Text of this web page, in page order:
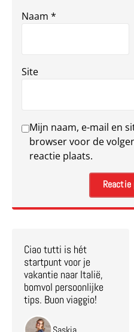
Naam *
Site
Mijn naam, e-mail en
browser voor de
reactie plaats.
Ciao tutti is hét
startpunt voor je
vakantie naar Italië,
bomvol persoonlijke
tips. Buon viaggio!